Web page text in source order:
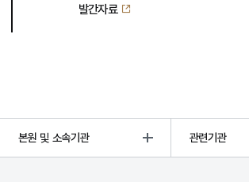
발간자료
본원 및 소속기관 관련기관